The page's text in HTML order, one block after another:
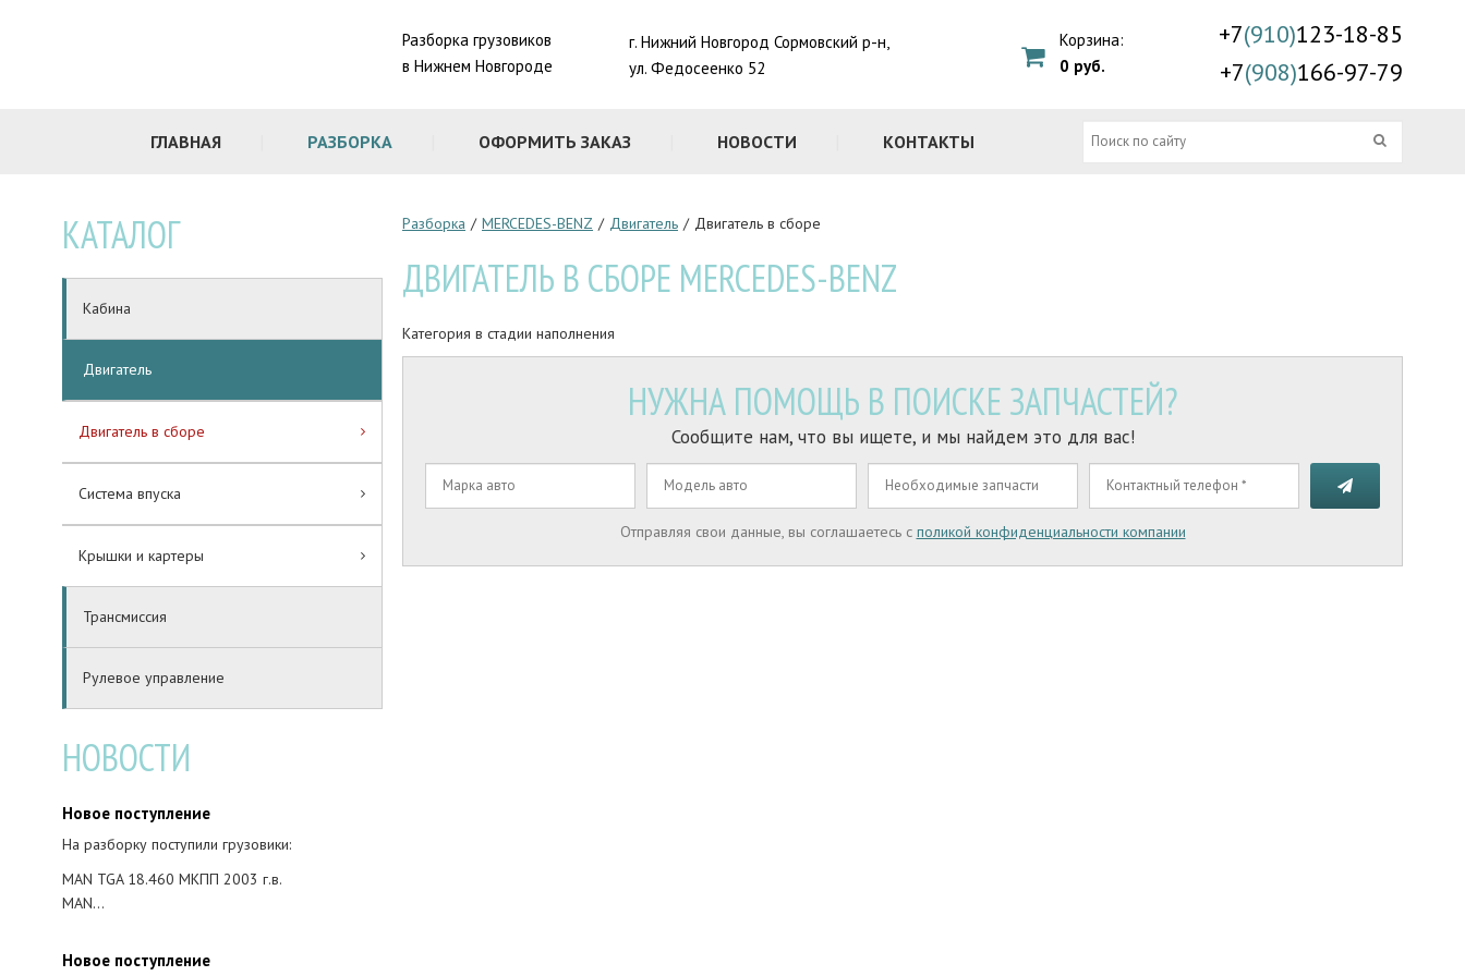
Разборка грузовиков
в Нижнем Новгороде
г. Нижний Новгород Сормовский р-н,
ул. Федосеенко 52
Корзина:
0 руб.
+7(910)123-18-85
+7(908)166-97-79
ГЛАВНАЯ РАЗБОРКА ОФОРМИТЬ ЗАКАЗ НОВОСТИ КОНТАКТЫ
Разборка / MERCEDES-BENZ / Двигатель / Двигатель в сборе
ДВИГАТЕЛЬ В СБОРЕ MERCEDES-BENZ
Категория в стадии наполнения
НУЖНА ПОМОЩЬ В ПОИСКЕ ЗАПЧАСТЕЙ?
Сообщите нам, что вы ищете, и мы найдем это для вас!
Отправляя свои данные, вы соглашаетесь с поликой конфиденциальности компании
КАТАЛОГ
Кабина
Двигатель
Двигатель в сборе
Система впуска
Крышки и картеры
Трансмиссия
Рулевое управление
НОВОСТИ
Новое поступление
На разборку поступили грузовики:
MAN TGA 18.460 МКПП 2003 г.в.
MAN…
Новое поступление